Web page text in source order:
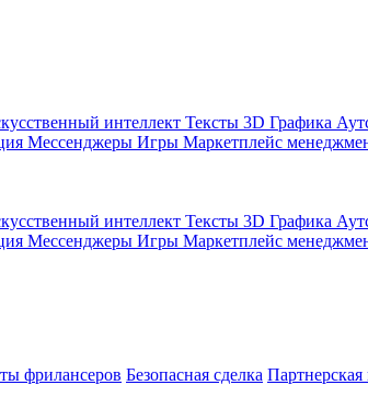
интеллект Тексты 3D Графика
Мессенджеры Игры Маркетплейс
интеллект Тексты 3D Графика
Мессенджеры Игры Маркетплейс
фрилансеров Безопасная сделка